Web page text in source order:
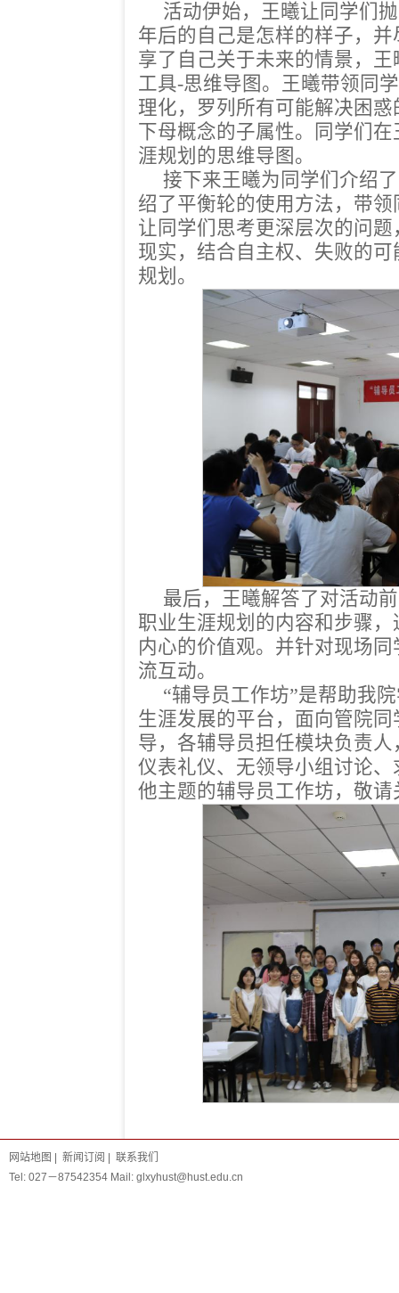
活动伊始，王曦让同学们
年后的自己是怎样的样子，
享了自己关于未来的情景，
工具-思维导图。王曦带领同
理化，罗列所有可能解决困
下母概念的子属性。同学们
涯规划的思维导图。
接下来王曦为同学们介绍
绍了平衡轮的使用方法，带
让同学们思考更深层次的问
现实，结合自主权、失败的
规划。
最后，王曦解答了对活动
职业生涯规划的内容和步骤
内心的价值观。并针对现场
流互动。
“辅导员工作坊”是帮助我
生涯发展的平台，面向管院
导，各辅导员担任模块负责
仪表礼仪、无领导小组讨论
他主题的辅导员工作坊，敬请
网站地图 新闻订阅
联系我们
Tel: 027－87542354 Mail: glxyhust@hust.edu.cn